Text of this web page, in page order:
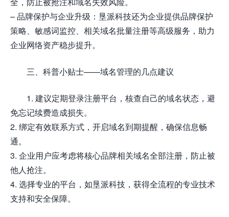
– 品牌保护与企业升级：垦派科技还为企业提供品牌保护
策略、敏感词监控、相关域名批量注册等高级服务，助力
企业网络资产稳步提升。
三、科普小贴士——域名管理的几点建议
1. 建议定期登录注册平台，核查自己的域名状态，避
免忘记续费造成损失。
2. 绑定有效联系方式，开启域名到期提醒，确保信息畅
通。
3. 企业用户应考虑将核心品牌相关域名全部注册，防止被
他人抢注。
4. 选择专业的平台，如垦派科技，获得全流程的专业技术
支持和安全保障。